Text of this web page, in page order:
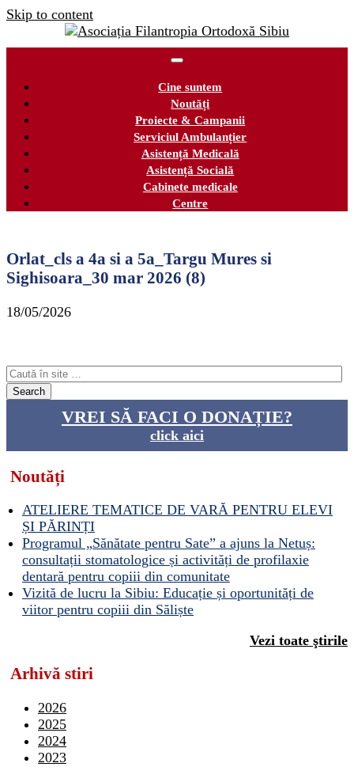
Skip to content
Cine suntem
Noutăți
Proiecte & Campanii
Serviciul Ambulanțier
Asistență Medicală
Asistență Socială
Cabinete medicale
Centre
Orlat_cls a 4a si a 5a_Targu Mures si
Sighisoara_30 mar 2026 (8)
18/05/2026
VREI SĂ FACI O DONAȚIE?
click aici
Noutăți
ATELIERE TEMATICE DE VARĂ PENTRU ELEVI
ȘI PĂRINȚI
Programul „Sănătate pentru Sate” a ajuns la Netuș:
consultații stomatologice și activități de profilaxie
dentară pentru copiii din comunitate
Vizită de lucru la Sibiu: Educație și oportunități de
viitor pentru copiii din Săliște
Vezi toate ştirile
Arhivă stiri
2026
2025
2024
2023